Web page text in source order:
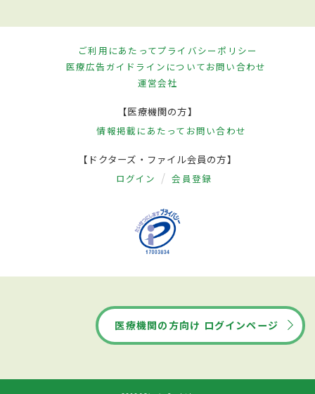
ご利用にあたってプライバシーポリシー
医療広告ガイドラインについてお問い合わせ
運営会社
【医療機関の方】
情報掲載にあたって お問い合わせ
【ドクターズ・ファイル会員の方】
ログイン 会員登録
医療機関の方向け ログインページ